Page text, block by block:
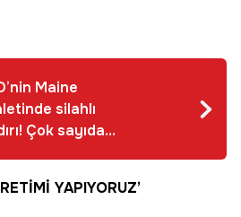
Maine
silahlı
Çok sayıda
var
YAPIYORUZ’